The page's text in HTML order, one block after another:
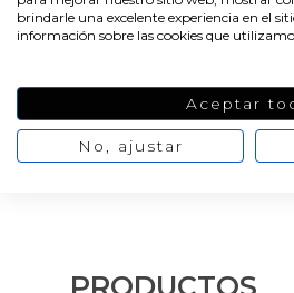
PRODUCTOS
brindarle una excelente experiencia en el
información sobre las cookies que
Aceptar
No, ajustar